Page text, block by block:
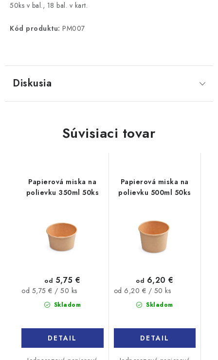
50ks v bal., 18 bal. v kart.
Kód produktu: PM007
Diskusia
Súvisiaci tovar
Papierová miska na
polievku 350ml 50ks
Skladom
od 5,75 €
Jednotková
od 5,75 € / 50 ks
DETAIL
Papierová miska na
polievku 500ml 50ks
Skladom
od 6,20 €
Jednotková
od 6,20 € / 50 ks
DETAIL